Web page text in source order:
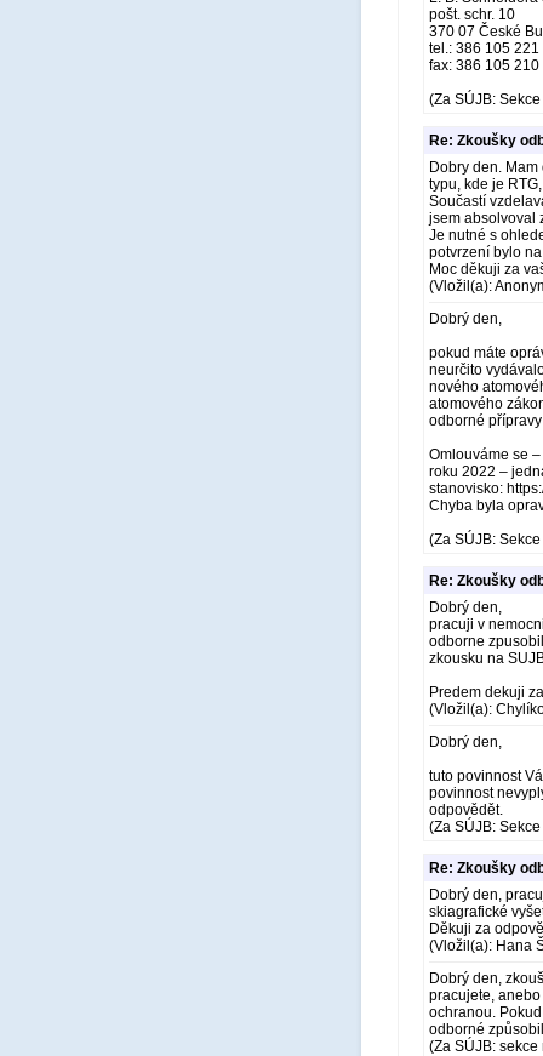
pošt. schr. 10
370 07 České
tel.: 386 105 221
fax: 386 105 210
(Za SÚJB:
Re: Zkoušky
Dobry den.
typu, kde je
Součastí
jsem absolvoval
Je nutné s
potvrzení bylo
Moc děkuji za
(Vložil(a):
Dobrý den,
pokud máte
neurčito
nového
atomového
odborné
Omlouváme se
roku 2022 –
stanovisko:
Chyba byla
(Za SÚJB:
Re: Zkoušky
Dobrý den,
pracuji v
odborne
zkousku na
Predem dekuji
(Vložil(a):
Dobrý den,
tuto povinnost
povinnost
odpovědět.
(Za SÚJB:
Re: Zkoušky
Dobrý den,
skiagrafické
Děkuji za
(Vložil(a): Hana
Dobrý den,
pracujete,
ochranou.
odborné
(Za SÚJB: